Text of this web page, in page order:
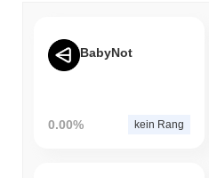
Marktdynamik hin.
BabyNot
0.00% kein Rang